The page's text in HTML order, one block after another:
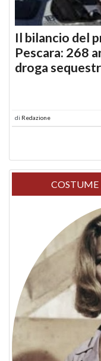
Il bilancio del
Pescara: 268
droga
di Redazione
COSTUME